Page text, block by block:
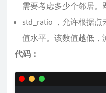
需要考虑多少个邻居。
std_ratio ，允许根据
值水平。该数值越低，
代码：